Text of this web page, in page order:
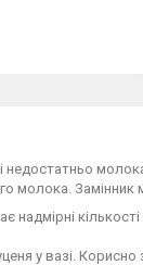
молока
молока. Замінник
у вазі.